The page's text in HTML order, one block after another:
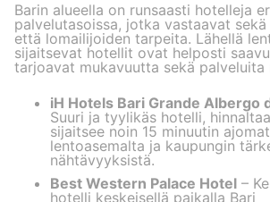
Barin alueella on runsaasti hotelleja
palvelutasoissa, jotka vastaavat
että lomailijoiden tarpeita. Lähellä
sijaitsevat hotellit ovat helposti
tarjoavat mukavuutta sekä palveluita
iH Hotels Bari Grande Albergo
Suuri ja tyylikäs hotelli,
sijaitsee noin 15 minuutin
lentoasemalta ja kaupungin
nähtävyyksistä.
Best Western Palace Hotel –
hotelli keskeisellä paikalla Bari